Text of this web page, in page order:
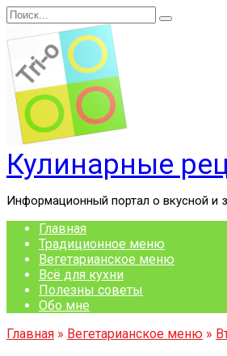
Перейти
к
содержанию
Search
for:
Кулинарные
Информационный портал о вкусной и
Главная
Традиционное меню
Вегетарианское меню
Всё для кухни
Полезны советы
Обо мне
Главная » Вегетарианское меню »